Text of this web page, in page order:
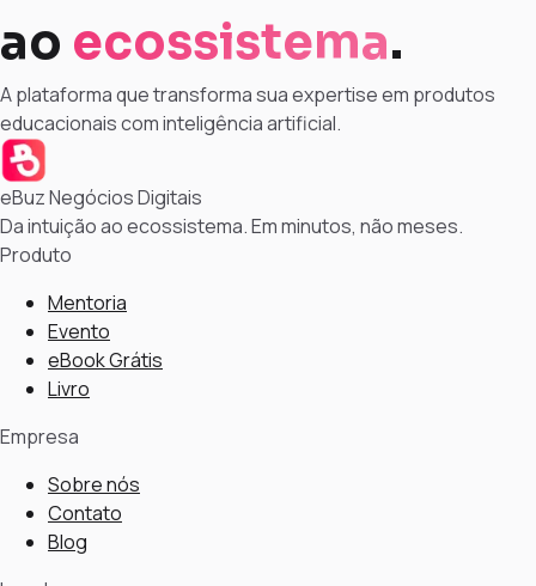
ao ecossistema.
A plataforma que transforma sua expertise em produtos
educacionais com inteligência artificial.
eBuz Negócios Digitais
Da intuição ao ecossistema. Em minutos, não meses.
Produto
Mentoria
Evento
eBook Grátis
Livro
Empresa
Sobre nós
Contato
Blog